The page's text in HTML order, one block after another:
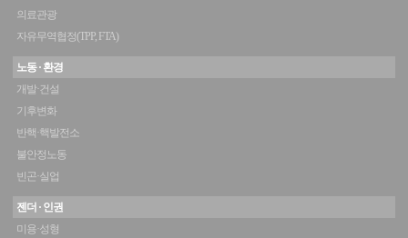
의료관광
자유무역협정(TPP, FTA)
노동 · 환경
개발·건설
기후변화
반핵·핵발전소
불안정노동
빈곤·실업
젠더 · 인권
미용·성형